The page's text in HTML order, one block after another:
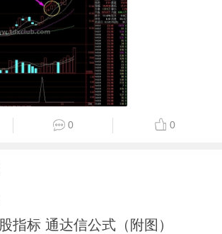
0 0
指标 通达信公式（附图）